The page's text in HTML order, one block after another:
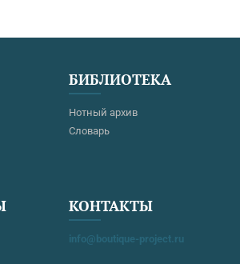
БИБЛИОТЕКА
Нотный архив
Словарь
КОНТАКТЫ
info@boutique-project.ru